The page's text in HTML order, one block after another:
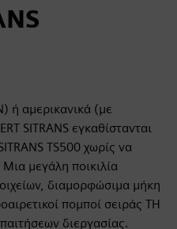
ή αμερικανικά (με
SITRANS εγκαθίστανται
TS500 χωρίς να
μεγάλη ποικιλία
διαμορφώσιμα μήκη
πομποί σειράς TH
διεργασίας.